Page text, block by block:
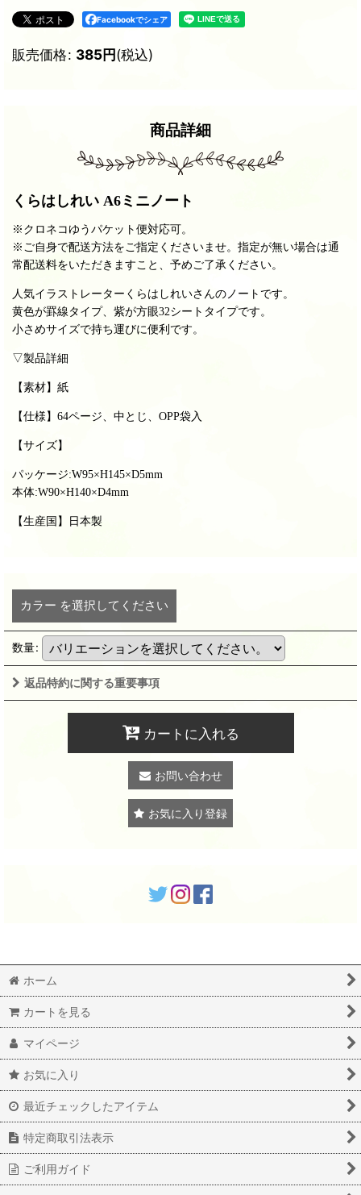
Facebookでシェア
販売価格: 385円(税込)
商品詳細
くらはしれい A6ミニノート
※クロネコゆうパケット便対応可。
※ご自身で配送方法をご指定くださいませ。指定が無い場合は通
常配送料をいただきますこと、予めご了承ください。
人気イラストレーターくらはしれいさんのノートです。
黄色が罫線タイプ、紫が方眼32シートタイプです。
小さめサイズで持ち運びに便利です。
▽製品詳細
【素材】紙
【仕様】 64ページ、中とじ、OPP袋入
【サイズ】
パッケージ:W95×H145×D5mm
本体:W90×H140×D4mm
【生産国】日本製
カラー を選択してください
数量:
返品特約に関する重要事項
カートに入れる
お問い合わせ
お気に入り登録
ホーム
カートを見る
マイページ
お気に入り
最近チェックしたアイテム
特定商取引法表示
ご利用ガイド